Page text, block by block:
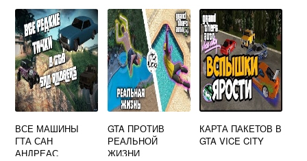
ВСЕ МАШИНЫ
ГТА САН
АНДРЕАС
GTA ПРОТИВ
РЕАЛЬНОЙ
ЖИЗНИ
КАРТА ПАКЕТОВ В
GTA VICE CITY